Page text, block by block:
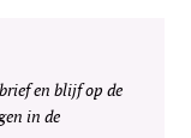
en blijf op de
in de